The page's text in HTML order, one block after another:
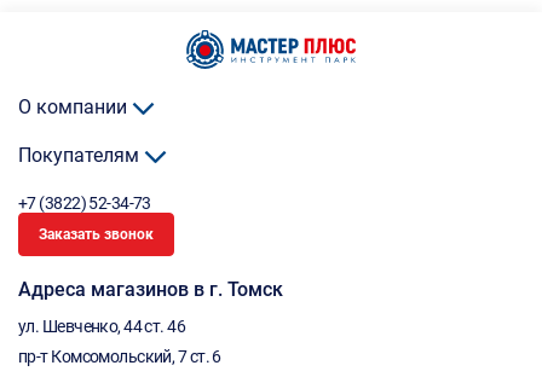
О компании
Покупателям
+7 (3822) 52-34-73
Заказать звонок
Адреса магазинов в г. Томск
ул. Шевченко, 44 ст. 46
пр-т Комсомольский, 7 ст. 6